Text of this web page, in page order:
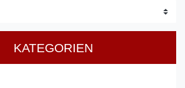
KATEGORIEN